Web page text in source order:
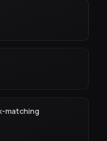
matching